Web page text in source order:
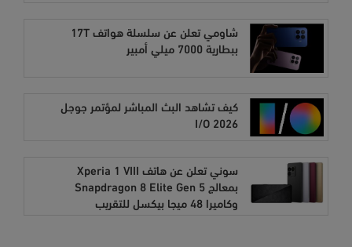
شاومي تعلن عن سلسلة هواتف 17T
ببطارية 7000 ميلي أمبير
كيف تشاهد البث المباشر لمؤتمر جوجل
I/O 2026
سوني تعلن عن هاتف Xperia 1 VIII
بمعالج Snapdragon 8 Elite Gen 5
وكاميرا 48 ميجا بيكسل للتقريب